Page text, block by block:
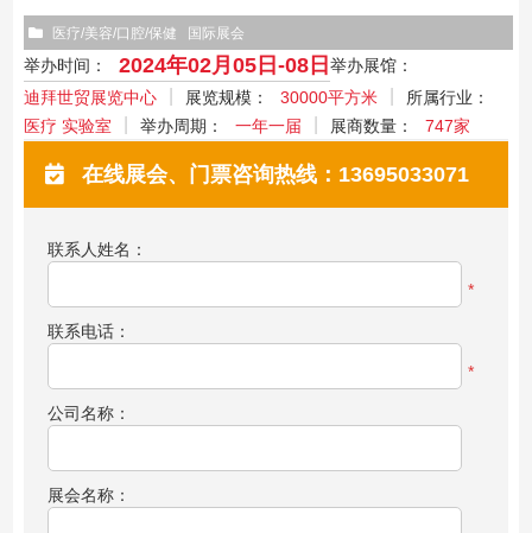
医疗/美容/口腔/保健 国际展会
举办时间： 2024年02月05日-08日​ 举办展馆：
迪拜世贸展览中心
展览规模： 30000平方米
所属行业：
医疗 实验室
举办周期： 一年一届 展商数量： 747家
在线展会、门票咨询热线：13695033071
联系人姓名：
*
联系电话：
*
公司名称：
展会名称：